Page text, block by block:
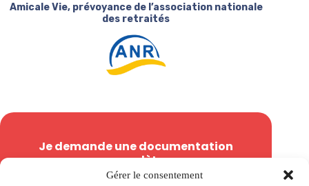
Gérer le consentement
Amicale Vie, prévoyance de l’association nationale
des retraités
Je demande une documentation
complète